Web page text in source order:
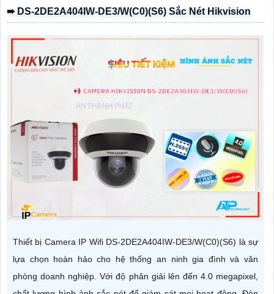
➠ DS-2DE2A404IW-DE3/W(C0)(S6) Sắc Nét Hikvision
Thiết bị Camera IP Wifi DS-2DE2A404IW-DE3/W(C0)(S6) là sự
lựa chọn hoàn hảo cho hệ thống an ninh gia đình và văn
phòng doanh nghiệp. Với độ phân giải lên đến 4.0 megapixel,